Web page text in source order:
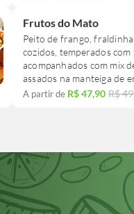
O grelhado contém aprox.
ainda pode acrescentar
estiver com fome!
Frutos do Mato
Peito de frango,
cozidos, temperados com
acompanhados com mix
assados na manteiga de
Tudo isso unido a um
O grelhado contém
ainda pode acrescentar
estiver com fome!
A partir de R$ 47,90 R$